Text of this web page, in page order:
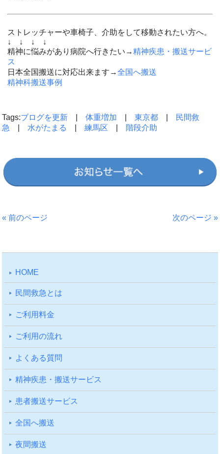
ストレッチャーや車椅子、介助をして移動されたい方へ。
↓ ↓ ↓ ↓
精神に悩みがあり病院へ行きたい→精神疾患・搬送サービ
ス
日本全国搬送に対応出来ます→全国へ搬送
精神科搬送事例
Tags:ブログを更新 |体重増加 |東京都
民間救
急
水がたまる |練馬区 階段介助
« 前のページ 次のページ »
HOME
⺠間救急とは
ご利⽤料⾦
ご利⽤の流れ
よくある質問
精神疾患・搬送サービス
患者搬送サービス
全国へ搬送
夜間搬送